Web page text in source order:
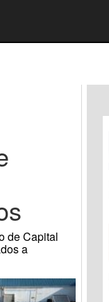
de Capital
a